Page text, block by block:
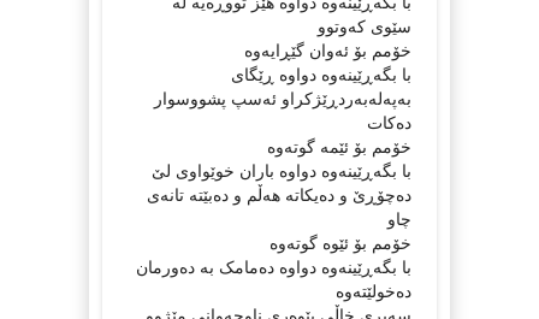
سێوی كه‌وتوو
خۆمم بۆ ئەوان گێڕایەوە
با بگەڕێینەوە دواوە ڕێگای
بەپەلەبەردڕێژکراو ئەسپ پشووسوار
دەکات
خۆمم بۆ ئێمە گوتەوە
با بگەڕێینەوە دواوە باران خوێواوی لێ
دەچۆڕێ و ده‌یكاته‌ هه‌ڵم و ده‌بێته‌ تانه‌ی
چاو
خۆمم بۆ ئێوە گوتەوە
با بگەڕێینەوە دواوە دەمامک بە دەورمان
دەخولێتەوە
سەیری خاڵی پێوه‌ری ناوچەوانی مێژوو